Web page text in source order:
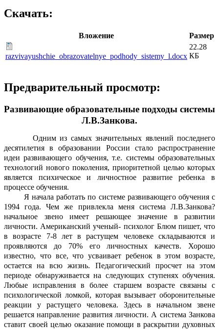
Скачать:
Вложение Размер
razvivayushchie_obrazovatelnye_podhody_sistemy_l.docx
22.28
КБ
Предварительный просмотр:
Развивающие образовательные подходы системы
Л.В.Занкова.
Одним из самых значительных явлений последнего
десятилетия в образовании России стало распространение
идеи развивающего обучения, т.е. системы образовательных
технологий нового поколения, приоритетной целью которых
является психическое и личностное развитие ребенка в
процессе обучения.
Я начала работать по системе развивающего обучения с
1994 года. Чем же привлекла меня система Л.В.Занкова?
начальное звено имеет решающее значение в развитии
личности. Американский ученый- психолог Блюм пишет, что
в возрасте 7-8 лет в растущем человеке складываются и
проявляются до 70% его личностных качеств. Хорошо
известно, что все, что усваивает ребенок в этом возрасте,
остается на всю жизнь. Педагогический просчет на этом
периоде обнаруживается на следующих ступенях обучения.
Любые исправления в более старшем возрасте связаны с
психологической ломкой, которая вызывает оборонительные
реакции у растущего человека. Здесь в начальном звене
решается направление развития личности. А система Занкова
ставит своей целью оказание помощи в раскрытии духовных